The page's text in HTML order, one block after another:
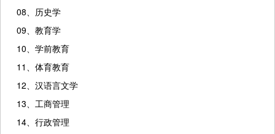
08、历史学
09、教育学
10、学前教育
11、体育教育
12、汉语言文学
13、工商管理
14、行政管理